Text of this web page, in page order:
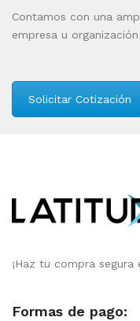
Contamos con una
empresa u organización
Solicitar Cotización
¡Haz tu compra segura
Formas de pago: